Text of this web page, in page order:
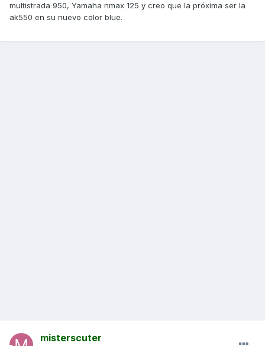
multistrada 950, Yamaha nmax 125 y creo que la próxima ser la
ak550 en su nuevo color blue.
misterscuter